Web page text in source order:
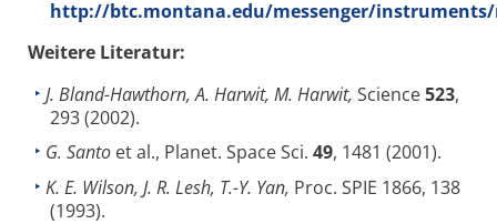
http://btc.montana.edu/messenger/
Weitere Literatur:
J. Bland-Hawthorn, A. Harwit, M. Harwit, Science523,
293 (2002).
G. Santo et al., Planet. Space Sci. 49, 1481 (2001).
K. E. Wilson, J. R. Lesh, T.-Y. Yan, Proc. SPIE 1866, 138
(1993).